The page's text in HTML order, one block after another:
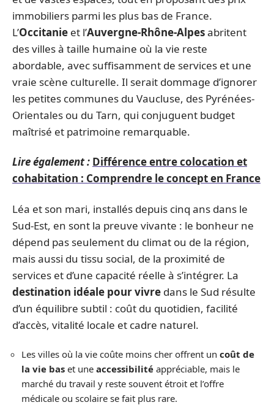
immobiliers parmi les plus bas de France.
L’Occitanie et l’Auvergne-Rhône-Alpesabritent
des villes à taille humaine où la vie reste
abordable, avec suffisamment de services et une
vraie scène culturelle. Il serait dommage d’ignorer
les petites communes du Vaucluse, des Pyrénées-
Orientales ou du Tarn, qui conjuguent budget
maîtrisé et patrimoine remarquable.
Lire également : Différence entre colocation et
cohabitation : Comprendre le concept en France
Léa et son mari, installés depuis cinq ans dans le
Sud-Est, en sont la preuve vivante : le bonheur ne
dépend pas seulement du climat ou de la région,
mais aussi du tissu social, de la proximité de
services et d’une capacité réelle à s’intégrer. La
destination idéale pour vivre dans le Sud résulte
d’un équilibre subtil : coût du quotidien, facilité
d’accès, vitalité locale et cadre naturel.
Les villes où la vie coûte moins cher offrent un coût de
la vie bas et une accessibilité appréciable, mais le
marché du travail y reste souvent étroit et l’offre
médicale ou scolaire se fait plus rare.